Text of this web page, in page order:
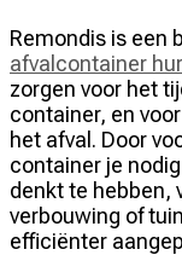
Remondis is een
afvalcontainer
zorgen voor het
container, en
het afval. Door
container je
denkt te hebben,
verbouwing of
efficiënter